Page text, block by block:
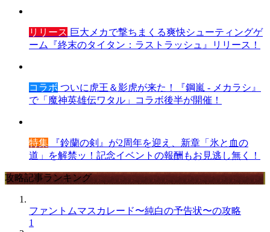
リリース 巨大メカで撃ちまくる爽快シューティングゲ
ーム『終末のタイタン：ラストラッシュ』リリース！
コラボ ついに虎王＆影虎が来た！『鋼嵐 - メカラシ』
で「魔神英雄伝ワタル」コラボ後半が開催！
特集 『鈴蘭の剣』が2周年を迎え、新章「氷と血の
道」を解禁ッ！記念イベントの報酬もお見逃し無く！
攻略記事ランキング
ファントムマスカレード〜純白の予告状〜の攻略
1